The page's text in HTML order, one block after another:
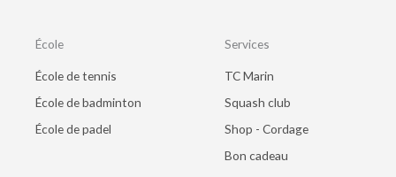
École
École de tennis
École de badminton
École de padel
Services
TC Marin
Squash club
Shop - Cordage
Bon cadeau